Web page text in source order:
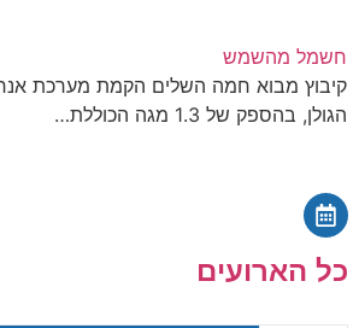
מהשמש
מבוא חמה השלים הקמת מערכת אנרגיה
של 1.3 מגה הכוללת…
הארועים